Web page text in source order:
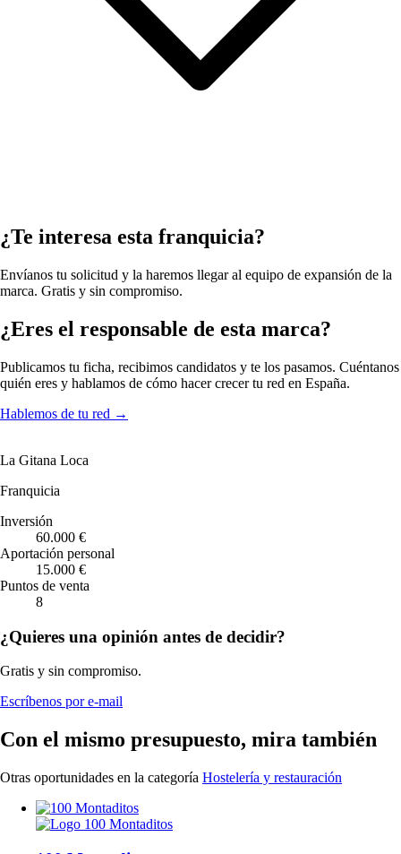
¿Te interesa esta franquicia?
Envíanos tu solicitud y la haremos llegar al equipo de expansión de la
marca. Gratis y sin compromiso.
¿Eres el responsable de esta marca?
Publicamos tu ficha, recibimos candidatos y te los pasamos. Cuéntanos
quién eres y hablamos de cómo hacer crecer tu red en España.
Hablemos de tu red →
La Gitana Loca
Franquicia
Inversión
60.000 €
Aportación personal
15.000 €
Puntos de venta
8
¿Quieres una opinión antes de decidir?
Gratis y sin compromiso.
Escríbenos por e-mail
Con el mismo presupuesto, mira también
Otras oportunidades en la categoría Hostelería y restauración